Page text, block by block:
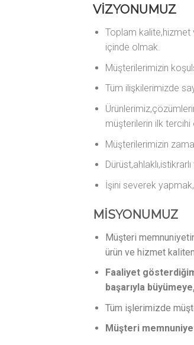
VİZYONUMUZ
Toplam kalite,hizmet
içinde olmak.
Müşterilerimizin
Tüm ilişkilerimizde
müşterilerin ilk tercihi
Müşterilerimizin
İşini severek
MİSYONUMUZ
Müşteri
ürün ve hizmet
Faaliyet
başarıyla
Tüm işlerimizde
Müşteri